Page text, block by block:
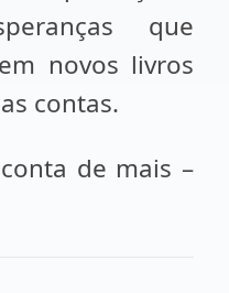
que
novos livros
contas.
de mais –